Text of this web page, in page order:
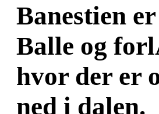
Banestien
Balle og
hvor der er
ned i dalen.